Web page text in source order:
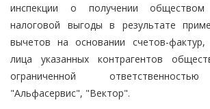
инспекции о получении обществом
налоговой выгоды в результате
вычетов на основании счетов-
лица указанных контрагентов
ограниченной
"Альфасервис", "Вектор".